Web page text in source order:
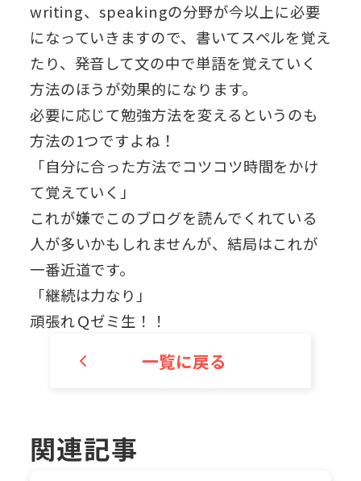
writing、speakingの分野が今以上に必要
になっていきますので、書いてスペルを覚え
たり、発音して文の中で単語を覚えていく
方法のほうが効果的になります。
必要に応じて勉強方法を変えるというのも
方法の1つですよね！
「自分に合った方法でコツコツ時間をかけ
て覚えていく」
これが嫌でこのブログを読んでくれている
人が多いかもしれませんが、結局はこれが
一番近道です。
「継続は力なり」
頑張れＱゼミ生！！
一覧に戻る
関連記事